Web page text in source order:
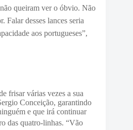
queiram ver o óbvio. Não
Falar desses lances seria
aos portugueses”,
frisar várias vezes a sua
Conceição, garantindo
e que irá continuar
das quatro-linhas. “Vão